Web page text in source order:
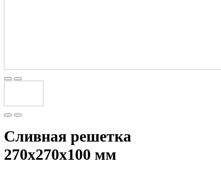
Сливная решетка
270х270х100 мм